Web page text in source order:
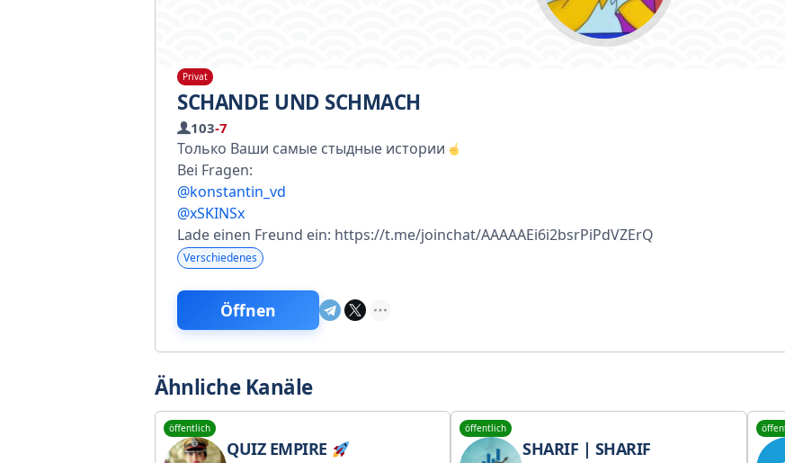
Privat
SCHANDE UND SCHMACH
103-7
Только Ваши самые стыдные истории
Bei Fragen:
@konstantin_vd
@xSKINSx
Lade einen Freund ein: https://t.me/joinchat/AAAAAEi6i2bsrPiPdVZErQ
Verschiedenes
Öffnen
Ähnliche Kanäle
öffentlich
QUIZ EMPIRE
öffentlich
SHARIF | SHARIF